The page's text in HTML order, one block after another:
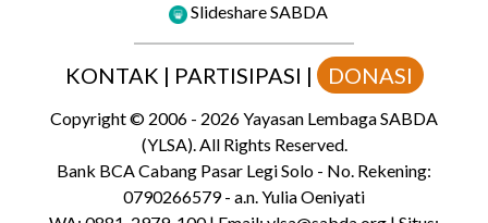
Slideshare SABDA
KONTAK | PARTISIPASI | DONASI
Copyright© 2006 - 2026Yayasan Lembaga SABDA
(YLSA).All Rights Reserved.
Bank BCA Cabang Pasar Legi Solo - No. Rekening:
0790266579 - a.n. Yulia Oeniyati